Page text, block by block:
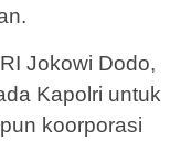
Jokowi Dodo,
Kapolri untuk
koorporasi